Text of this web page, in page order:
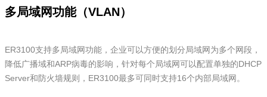
多局域网功能（VLAN）
ER3100支持多局域网功能，企业可以方便的划分局域网为多个网段，
降低广播域和ARP病毒的影响，针对每个局域网可以配置单独的DHCP
Server和防火墙规则，ER3100最多可同时支持16个内部局域网。